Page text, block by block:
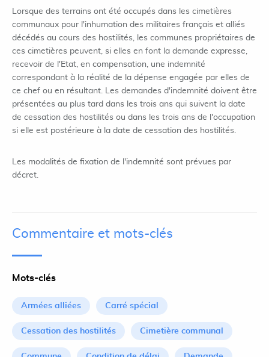
Lorsque des terrains ont été occupés dans les cimetières
communaux pour l'inhumation des militaires français et alliés
décédés au cours des hostilités, les communes propriétaires de
ces cimetières peuvent, si elles en font la demande expresse,
recevoir de l'Etat, en compensation, une indemnité
correspondant à la réalité de la dépense engagée par elles de
ce chef ou en résultant. Les demandes d'indemnité doivent être
présentées au plus tard dans les trois ans qui suivent la date
de cessation des hostilités ou dans les trois ans de l'occupation
si elle est postérieure à la date de cessation des hostilités.
Les modalités de fixation de l'indemnité sont prévues par
décret.
Commentaire et mots-clés
Mots-clés
Armées alliées Carré spécial
Cessation des hostilités Cimetière communal